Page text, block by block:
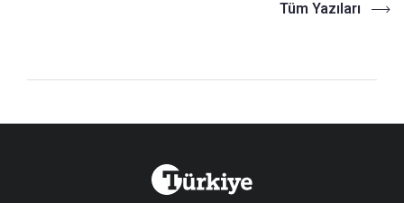
Tüm Yazıları